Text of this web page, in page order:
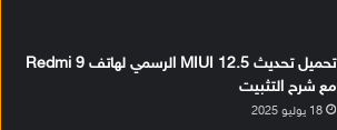
تحميل تحديث MIUI 12.5 الرسمي لهاتف Redmi 9
مع شرح التثبيت
18 يوليو 2025